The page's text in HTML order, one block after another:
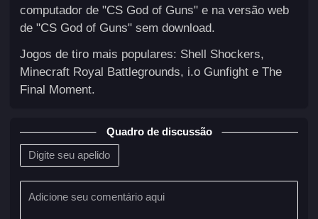
computador de "CS God of Guns" e na versão web
de "CS God of Guns" sem download.
Jogos de tiro mais populares: Shell Shockers,
Minecraft Royal Battlegrounds, i.o Gunfight e The
Final Moment.
Quadro de discussão